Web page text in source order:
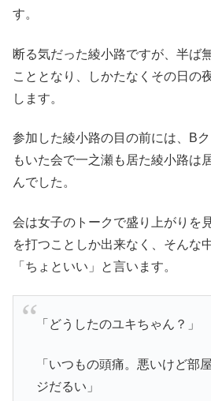
す。
断る気だった綾小路ですが、半ば
こととなり、しかたなくその日の
します。
参加した綾小路の目の前には、B
もいた会で一之瀬も居た綾小路は
んでした。
会は女子のトークで盛り上がりを
を打つことしか出来なく、そんな
「ちょといい」と言います。
「どうしたのユキちゃん？」
「いつもの頭痛。悪いけど部
ジだるい」